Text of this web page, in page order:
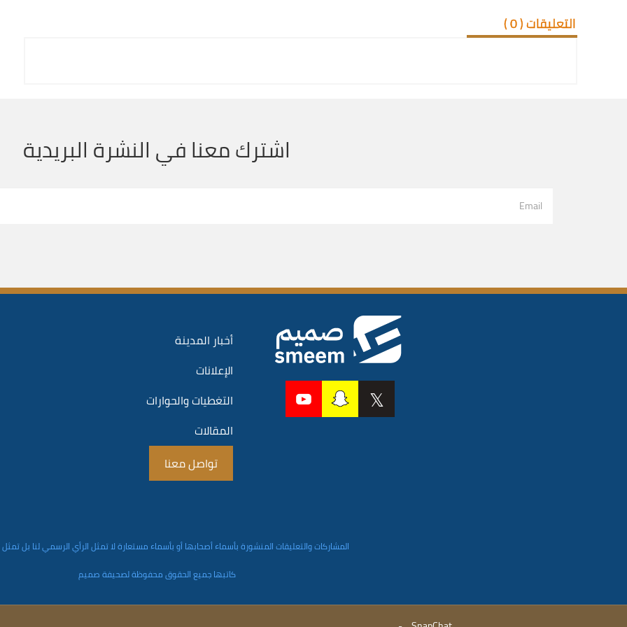
التعليقات (0
)
اشترك معنا في النشرة البريدية
أخبار المدينة
الإعلانات
التغطيات والحوارات
المقالات
تواصل معنا
المشاركات والتعليقات المنشورة بأسماء أصحابها أو بأسماء مستعارة لا تمثل الرأي الرسمي لنا بل
كاتبها جميع الحقوق محفوظة لصحيفة صميم